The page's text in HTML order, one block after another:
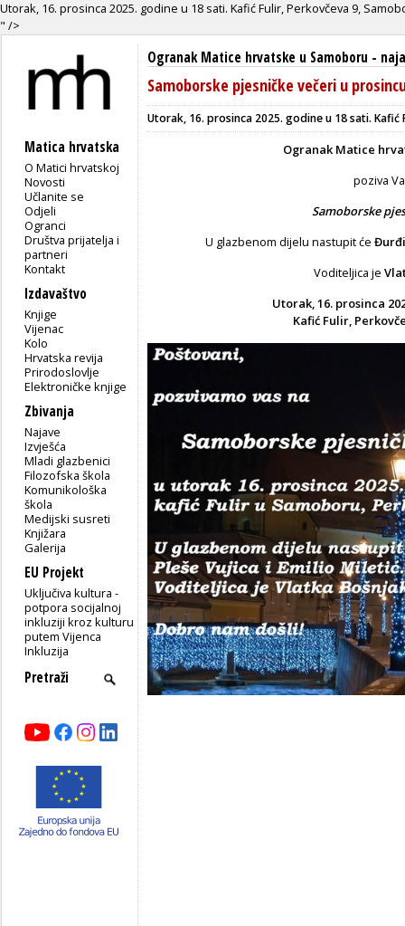
Utorak, 16. prosinca 2025. godine u 18 sati. Kafić Fulir, Perkovčeva 9,
" />
Matica hrvatska
O Matici hrvatskoj
Novosti
Učlanite se
Odjeli
Ogranci
Društva prijatelja i
partneri
Kontakt
Izdavaštvo
Knjige
Vijenac
Kolo
Hrvatska revija
Prirodoslovlje
Elektroničke knjige
Zbivanja
Najave
Izvješća
Mladi glazbenici
Filozofska škola
Komunikološka
škola
Medijski susreti
Knjižara
Galerija
EU Projekt
Uključiva kultura -
potpora socijalnoj
inkluziji kroz kulturu
putem Vijenca
Inkluzija
Ogranak Matice hrvatske u Samoboru -
Samoborske pjesničke večeri u
Utorak, 16. prosinca 2025. godine u 18 sati. Kafić
Ogranak Matice
poziva
Samoborske
U glazbenom dijelu nastupit će
Voditeljica je
Utorak, 16. prosinca
Kafić Fulir,